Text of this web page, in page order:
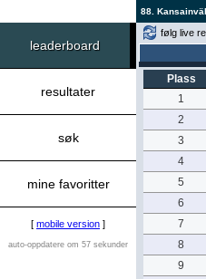
88.
leaderboard
resultater
søk
mine favoritter
[ mobile version ]
auto-oppdatere om 57 sekunder
følg live
Plass
1
2
3
4
5
6
7
8
9